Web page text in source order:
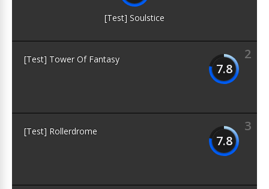
[Test] Soulstice
2
7.8
[Test] Tower Of Fantasy
3
7.8
[Test] Rollerdrome